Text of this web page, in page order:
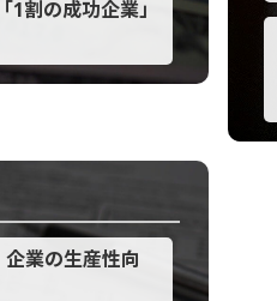
1割の成功企業」
業の生産性向